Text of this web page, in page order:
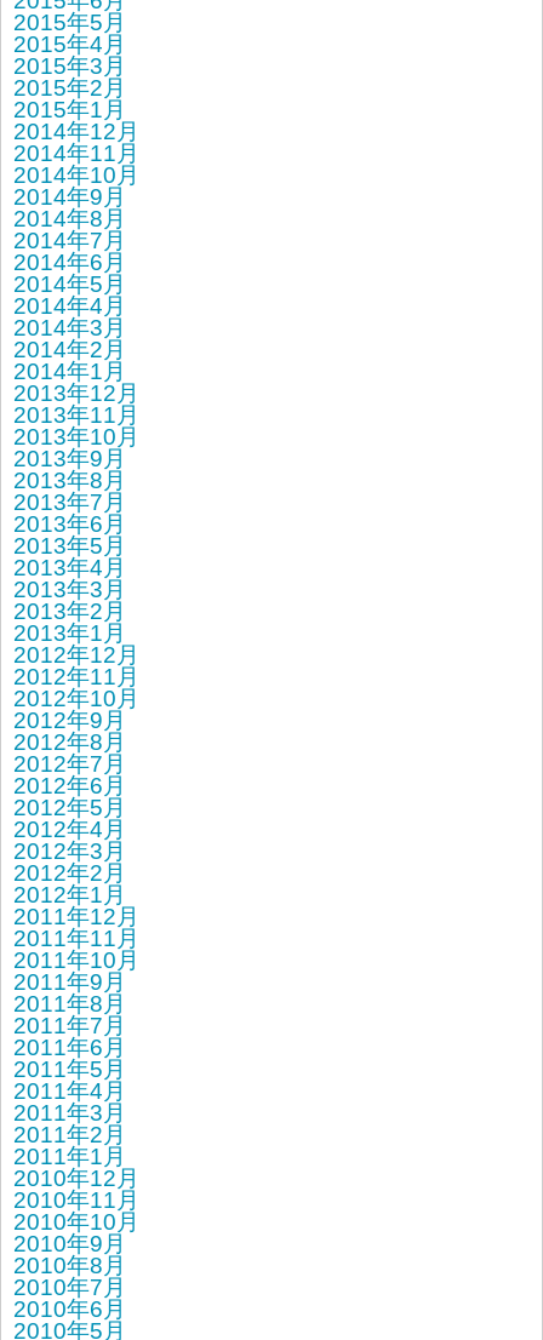
2015年5月
2015年4月
2015年3月
2015年2月
2015年1月
2014年12月
2014年11月
2014年10月
2014年9月
2014年8月
2014年7月
2014年6月
2014年5月
2014年4月
2014年3月
2014年2月
2014年1月
2013年12月
2013年11月
2013年10月
2013年9月
2013年8月
2013年7月
2013年6月
2013年5月
2013年4月
2013年3月
2013年2月
2013年1月
2012年12月
2012年11月
2012年10月
2012年9月
2012年8月
2012年7月
2012年6月
2012年5月
2012年4月
2012年3月
2012年2月
2012年1月
2011年12月
2011年11月
2011年10月
2011年9月
2011年8月
2011年7月
2011年6月
2011年5月
2011年4月
2011年3月
2011年2月
2011年1月
2010年12月
2010年11月
2010年10月
2010年9月
2010年8月
2010年7月
2010年6月
2010年5月